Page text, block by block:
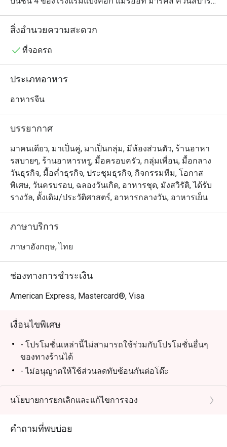
ตัวร้านเป็นห้องโถงโอ่อ่าสวยงามตกแต่งในสไตล์จีนร่วมสมัย
ประกอบด้วยโต๊ะกลมทั้งขนาดเล็กและใหญ่ อีกทั้งยังมีห้อง
หวัง เมนูของที่นี่ดูแลโดยทีมเชฟมากประสบการณ์ชาวจีน
จนถึงเป็ดปักกิ่งและอีกสารพัดจานซิกเนเจอร์สไตล์กวางตุ้ง
ขอทาน ซึ่งเป็นไก่ทั้งตัวหมักเครื่องเทศยัดไส้ในหมั่นโถวและ
สิ่งอำนวยความสะดวก
ที่จอดรถ
ประเภทอาหาร
อาหารจีน
บรรยากาศ
มาคนเดียว, มาเป็นคู่, มาเป็นกลุ่ม, มีห้องส่วนตัว, ร้านอาหา
รสบายๆ, ร้านอาหารหรู, มื้อครอบครัว, กลุ่มเพื่อน, มื้อกลาง
วันธุรกิจ, มื้อค่ำธุรกิจ, ประชุมธุรกิจ, กิจกรรมทีม, โอกาส
พิเศษ, วันครบรอบ, ฉลองวันเกิด, อาหารชุด, มังสวิรัติ, ได้รับ
รางวัล, ดั้งเดิม/ประวัติศาสตร์, อาหารกลางวัน, อาหารเย็น
ภาษาบริการ
ภาษาอังกฤษ, ไทย
ช่องทางการชำระเงิน
American Express, Mastercard®, Visa
เงื่อนไขพิเศษ
- โปรโมชั่นเหล่านี้ไม่สามารถใช้ร่วมกับโปรโมชั่นอื่นๆ
ของทางร้านได้
- ไม่อนุญาตให้ใช้ส่วนลดทับซ้อนกันต่อโต๊ะ
- โปรดมาถึงตรงเวลาเพื่อรับส่วนลดและที่นั่ง การจองของ
คุณจะถือว่าไม่สามารถใช้ได้หากคุณมาถึงก่อนเวลาหรือ
วันจันทร์ – อาทิตย์
นโยบายการยกเลิกและแก้ไขการจอง
คำถามที่พบบ่อย